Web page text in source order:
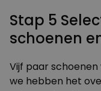
Stap 5
schoenen
Vijf paar
we hebben het